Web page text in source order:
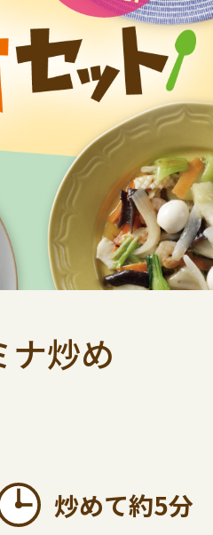
炒め
炒めて約5分